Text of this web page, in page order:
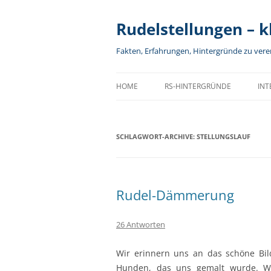
Rudelstellungen –
Fakten, Erfahrungen, Hintergründe zu
HOME
FRAGEN UND ANTWORTEN
RS-HINTERGRÜNDE
RS IN DER PRAXIS
SCHLAGWORT-ARCHIVE: STELLUNGSLAUF
Rudel-Dämmerung
26 Antworten
Wir erinnern uns an das schöne
Hunden, das uns gemalt wurde.